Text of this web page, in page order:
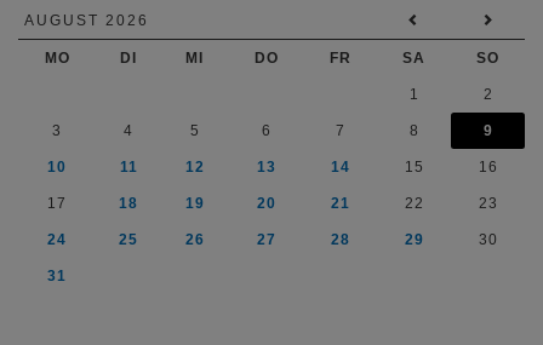
AUGUST 2026
MO DI MI DO FR SA SO
1 2
3 4 5 6 7 8 9
10 11 12 13 14 15 16
17 18 19 20 21 22 23
24 25 26 27 28 29 30
31